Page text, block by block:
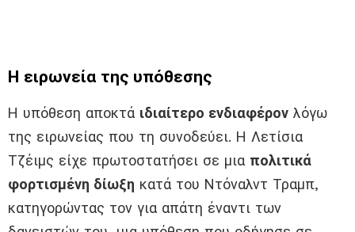
Η ειρωνεία της υπόθεσης
Η υπόθεση αποκτά ιδιαίτερο ενδιαφέρον λόγω
της ειρωνείας που τη συνοδεύει. Η Λετίσια
Τζέιμς είχε πρωτοστατήσει σε μια πολιτικά
φορτισμένη δίωξη κατά του Ντόναλντ Τραμπ,
κατηγορώντας τον για απάτη έναντι των